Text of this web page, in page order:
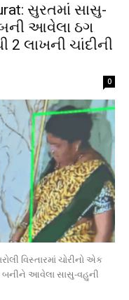
સુરતમાં સાસુ-
બની આવેલા ઠગ
2 લાખની ચાંદીની
0
વિસ્તારમાં ચોરીનો એક
બનીને આવેલા સાસુ-વહુની